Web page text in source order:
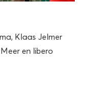
Klaas Jelmer
en libero